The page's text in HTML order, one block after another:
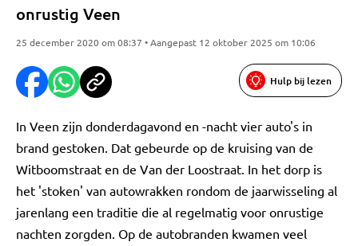
onrustig Veen
25 december 2020 om 08:37 • Aangepast 12 oktober 2025 om 10:06
Hulp bij lezen
In Veen zijn donderdagavond en -nacht vier auto's in
brand gestoken. Dat gebeurde op de kruising van de
Witboomstraat en de Van der Loostraat. In het dorp is
het 'stoken' van autowrakken rondom de jaarwisseling al
jarenlang een traditie die al regelmatig voor onrustige
nachten zorgden. Op de autobranden kwamen veel